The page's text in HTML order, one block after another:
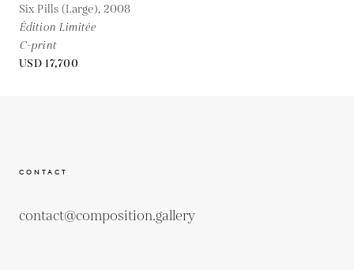
Six Pills (Large), 2008
Édition Limitée
C-print
USD 17,700
CONTACT
contact@composition.gallery